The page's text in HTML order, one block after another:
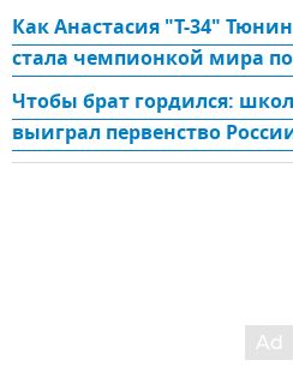
Как Анастасия "Т-34"
стала чемпионкой мира
Чтобы брат гордился:
выиграл первенство